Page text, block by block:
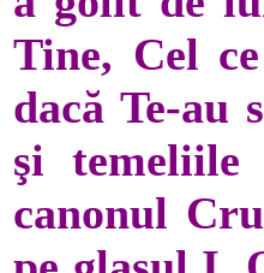
Tine, Cel
dacă Te-au
şi temeliile
canonul